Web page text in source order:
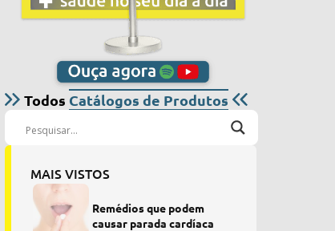
Todos Catálogos de Produtos
MAIS VISTOS
Remédios que podem
causar parada cardíaca